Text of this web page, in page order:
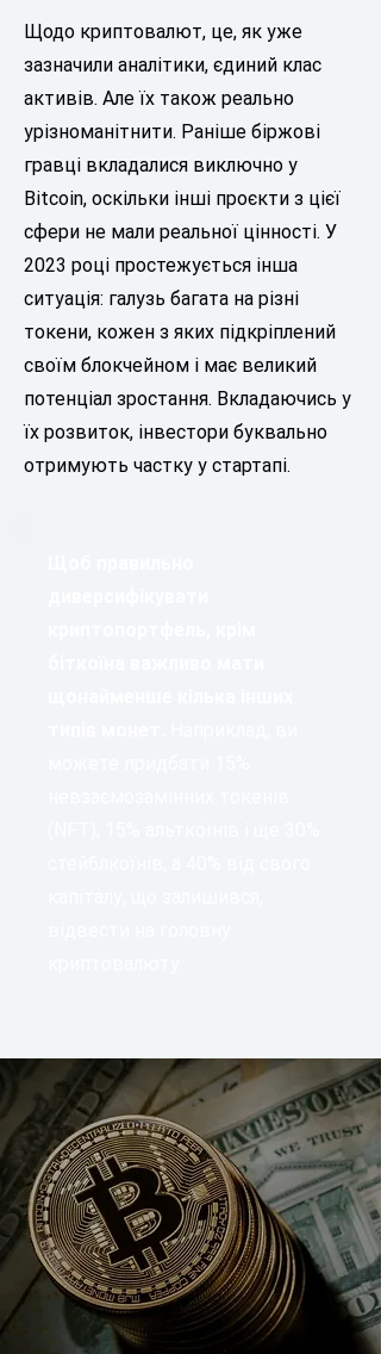
Щодо криптовалют, це, як уже
зазначили аналітики, єдиний клас
активів. Але їх також реально
урізноманітнити. Раніше біржові
гравці вкладалися виключно у
Bitcoin, оскільки інші проєкти з цієї
сфери не мали реальної цінності. У
2023 році простежується інша
ситуація: галузь багата на різні
токени, кожен з яких підкріплений
своїм блокчейном і має великий
потенціал зростання. Вкладаючись у
їх розвиток, інвестори буквально
отримують частку у стартапі.